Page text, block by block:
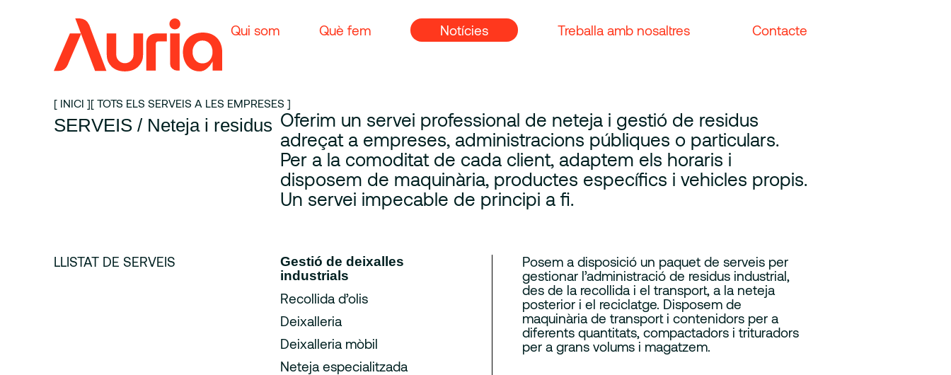
Qui som Què fem Notícies Treballa amb nosaltres Contacte
[ INICI ][ TOTS ELS SERVEIS A LES EMPRESES ]
SERVEIS / Neteja i residus Oferim un servei professional de neteja i gestió de residus
adreçat a empreses, administracions públiques o particulars.
Per a la comoditat de cada client, adaptem els horaris i
disposem de maquinària, productes específics i vehicles propis.
Un servei impecable de principi a fi.
LLISTAT DE SERVEIS
Gestió de deixalles
industrials
Recollida d’olis
Deixalleria
Deixalleria mòbil
Neteja especialitzada
Posem a disposició un paquet de serveis per
gestionar l’administració de residus industrial,
des de la recollida i el transport, a la neteja
posterior i el reciclatge. Disposem de
maquinària de transport i contenidors per a
diferents quantitats, compactadors i trituradors
per a grans volums i magatzem.